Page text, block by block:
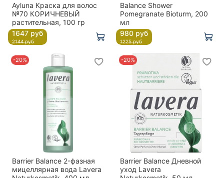
Ayluna Краска для волос
№70 КОРИЧНЕВЫЙ
растительная, 100 гр
1647 руб
2144 руб
Balance Shower
Pomegranate Bioturm, 200
мл
980 руб
1225 руб
-20%
Barrier Balance 2-фазная
мицеллярная вода Lavera
-20%
Barrier Balance Дневной
уход Lavera